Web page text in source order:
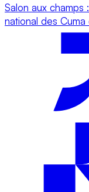
Salon aux
national des